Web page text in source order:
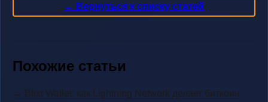
← Вернуться к списку статей
Похожие статьи
→ Blixt Wallet: как Lightning Network делает биткоин